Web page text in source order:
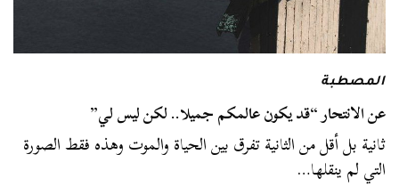
المصطبة
عن الانتحار “قد يكون عالمكم جميلا.. لكن ليس لي”
ثانية بل أقل من الثانية تفرق بين الحياة والموت وهذه فقط الصورة
التي لم ينقلها…